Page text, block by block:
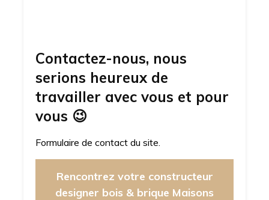
Contactez-nous, nous
serions heureux de
travailler avec vous et pour
vous 😉
Formulaire de contact du site.
Rencontrez votre constructeur
designer bois & brique Maisons